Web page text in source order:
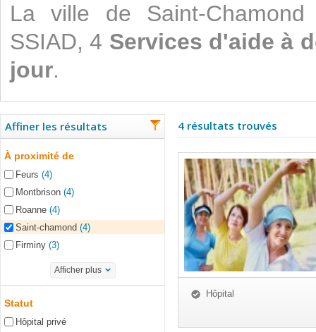
La ville de Saint-
SSIAD, 4 Services d'aide à
jour.
Affiner les résultats
À proximité de
Feurs (4)
Montbrison (4)
Roanne (4)
Saint-chamond (4)
Firminy (3)
Afficher plus
Statut
Hôpital privé
4 résultats trouvés
Hôpital